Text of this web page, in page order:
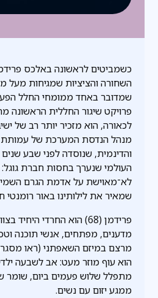
כשמביטים לראשונה באלכס
השחורה והציציות שמגיחות מעל
שמדובר באחד ממומחי החלל
פרויקט שיגור החללית הראשונה
לכאורה, הוא מזכיר יותר רב של
והדינמית, שנוסדה לפני שבע
העולמי שנערך בחסות חברת
לא־מאוישת על אדמת הגרם
שמאיר את לילותינו באור רומנטי
פרידמן (68) הוא החרדי
מדענים, מפתחים, אנשי תוכנה
מרצם במיזם השאפתני (ראו
מתפלל שלוש פעמים ביום, שומר
ממגע יזום עם נשים.